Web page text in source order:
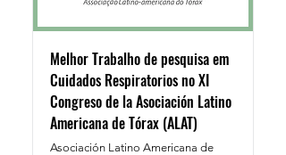
Melhor Trabalho de pesquisa em
Cuidados Respiratorios no XI
Congreso de la Asociación Latino
Americana de Tórax (ALAT)
Asociación Latino Americana de